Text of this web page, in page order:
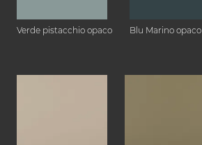
Verde pistacchio opaco Blu Marino opaco